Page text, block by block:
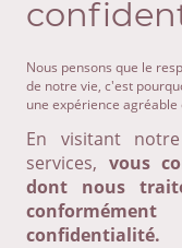
Nous pensons que le
de notre vie, c'est
une expérience
En visitant
services, vous
dont nous
confidentialité.